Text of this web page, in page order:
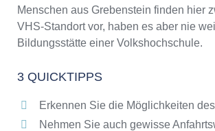
VHS-Kursen
Die VHS als Inbegriff der
Das bundesweite Netzwerk der
Abendschulen rund um
Bildungsangebote der VHS
Menschen aus Grebenstein finden hier
VHS-Standort vor, haben es aber nie
Bildungsstätte einer Volkshochschule.
3 QUICKTIPPS
Erkennen Sie die Möglichkeiten
Nehmen Sie auch gewisse